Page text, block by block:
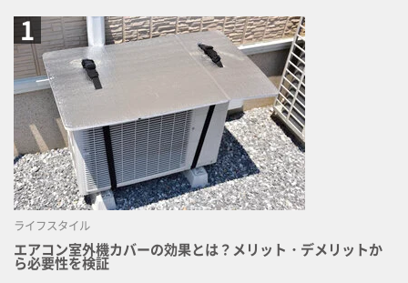
ライフスタイル
エアコン室外機カバーの効果とは？メリット・デメリットか
ら必要性を検証